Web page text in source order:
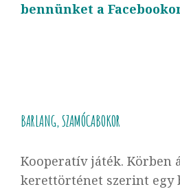
bennünket a
BARLANG, SZAMÓCABOKOR
Kooperatív játék. Körben
kerettörténet szerint egy